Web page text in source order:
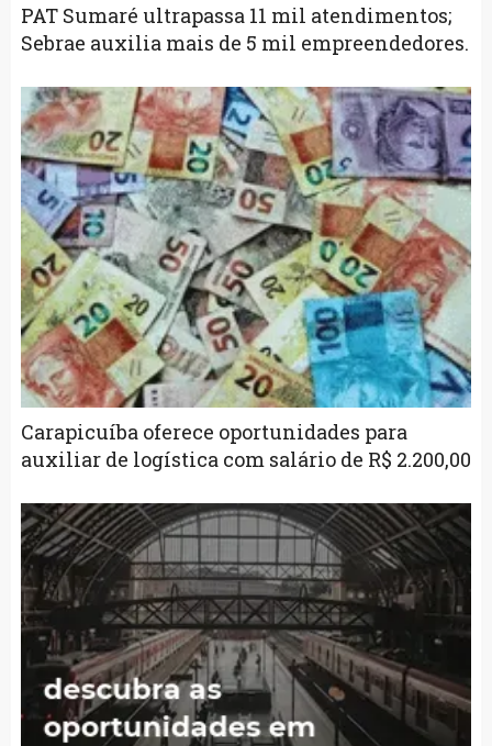
PAT Sumaré ultrapassa 11 mil atendimentos;
Sebrae auxilia mais de 5 mil empreendedores.
Carapicuíba oferece oportunidades para
auxiliar de logística com salário de R$ 2.200,00